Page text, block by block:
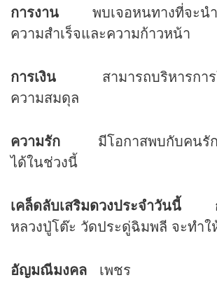
การงาน พบเจอหนทางที่จะน
ความสำเร็จและความก้าวหน้า
การเงิน สามารถบริหารการใ
ความสมดุล
ความรัก มีโอกาสพบกับคนรักเ
ได้ในช่วงนี้
เคล็ดลับเสริมดวงประจำวันนี้ กร
หลวงปู่โต๊ะ วัดประดู่ฉิมพลี จะทำใ
อัญมณีมงคล เพชร